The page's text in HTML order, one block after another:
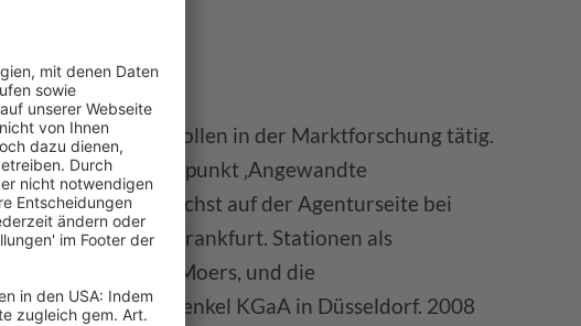
in wechselnden Rollen in der Marktforschung tätig.
mit Schwerpunkt ‚Angewandte
Tätigkeit zunächst auf der Agenturseite bei
NFO Infratest in Frankfurt. Stationen als
Egberts in Moers, und die
bei der Henkel KGaA in Düsseldorf. 2008